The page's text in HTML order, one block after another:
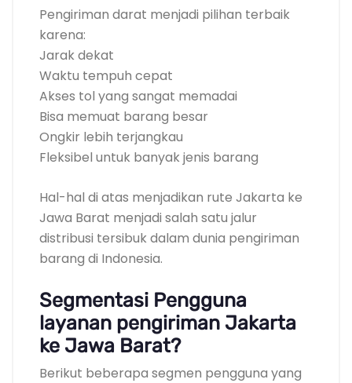
Pengiriman darat menjadi pilihan terbaik
karena:
Jarak dekat
Waktu tempuh cepat
Akses tol yang sangat memadai
Bisa memuat barang besar
Ongkir lebih terjangkau
Fleksibel untuk banyak jenis barang
Hal-hal di atas menjadikan rute Jakarta ke
Jawa Barat menjadi salah satu jalur
distribusi tersibuk dalam dunia pengiriman
barang di Indonesia.
Segmentasi Pengguna
layanan pengiriman Jakarta
ke Jawa Barat?
Berikut beberapa segmen pengguna yang